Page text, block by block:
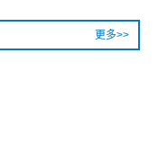
更多>>